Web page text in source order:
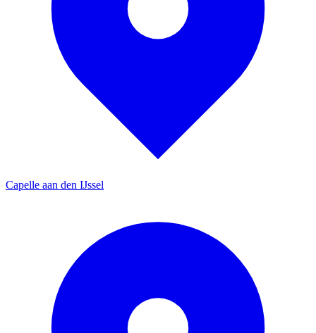
Capelle aan den IJssel